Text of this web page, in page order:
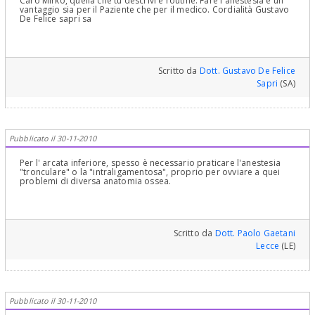
d'oggi!!! La sua domanda è molto "ingenua"! Poteva chiedere al
suo dentista! Che rapporto ha con lui? Deve avere più fiducia e
confidenza e chiedere a lui!Cordialmente Gustavo Petti,
vantaggio sia per il Paziente che per il medico. Cordialità Gustavo
De Felice sapri sa
Scritto da Dott. Gustavo De Felice
Sapri (SA)
Pubblicato il 30-11-2010
Per l' arcata inferiore, spesso è necessario praticare l'anestesia
"tronculare" o la "intraligamentosa", proprio per ovviare a quei
problemi di diversa anatomia ossea.
Scritto da Dott. Paolo Gaetani
Lecce (LE)
Pubblicato il 30-11-2010